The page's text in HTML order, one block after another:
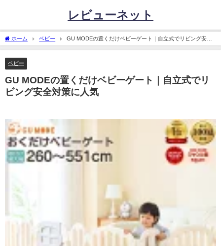
レビューネット
ホーム ベビー
GU MODEの置くだけベビーゲート｜自立式でリビング安全
対策に人気
ベビー
GU MODEの置くだけベビーゲート｜自立式でリ
ビング安全対策に人気